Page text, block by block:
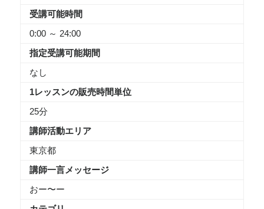
受講可能時間
0:00 ～ 24:00
指定受講可能期間
なし
1レッスンの販売時間単位
25分
講師活動エリア
東京都
講師一言メッセージ
おー〜ー